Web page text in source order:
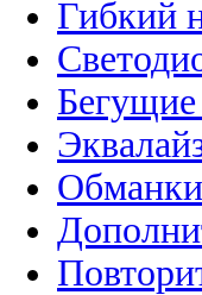
Гибкий
Бегущие